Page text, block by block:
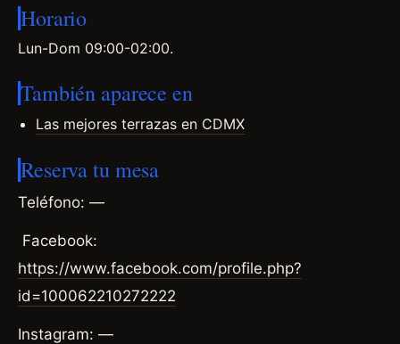
Horario
Lun-Dom 09:00-02:00.
También aparece en
Las mejores terrazas en CDMX
Reserva tu mesa
Teléfono: —
Facebook:
https://www.facebook.com/profile.php?
id=100062210272222
Instagram: —